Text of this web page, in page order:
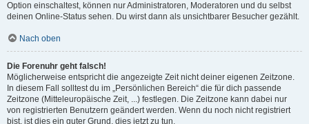
Option einschaltest, können nur Administratoren, Moderatoren und du selbst
deinen Online-Status sehen. Du wirst dann als unsichtbarer Besucher gezählt.
Nach oben
Die Forenuhr geht falsch!
Möglicherweise entspricht die angezeigte Zeit nicht deiner eigenen Zeitzone.
In diesem Fall solltest du im „Persönlichen Bereich“ die für dich passende
Zeitzone (Mitteleuropäische Zeit, ...) festlegen. Die Zeitzone kann dabei nur
von registrierten Benutzern geändert werden. Wenn du noch nicht registriert
bist, ist dies ein guter Grund, dies jetzt zu tun.